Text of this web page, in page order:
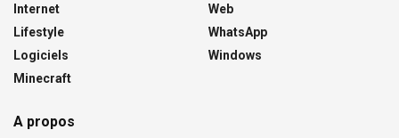
Internet
Lifestyle
Logiciels
Minecraft
Web
WhatsApp
Windows
A propos